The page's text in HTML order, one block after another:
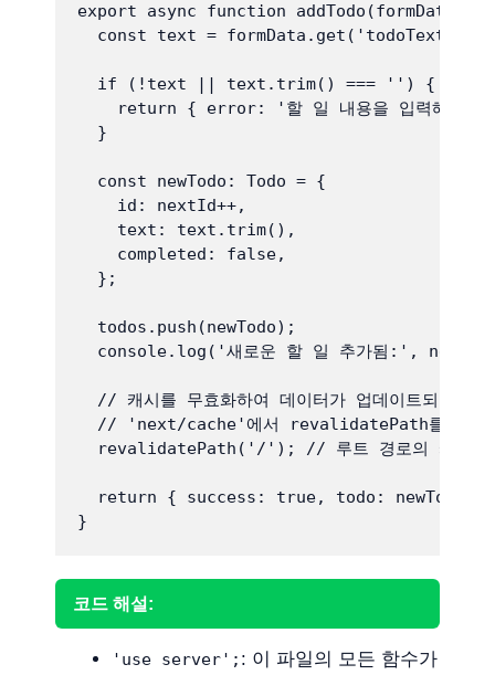
export async function addTodo(formData:
const text = formData.get('todoText')
  if (!text || text.trim() === '') {
return { error: '할 일 내용을 입력해주세
  }
  const newTodo: Todo = {
    id: nextId++,
    text: text.trim(),
    completed: false,
  };
  todos.push(newTodo);
console.log('새로운 할 일 추가됨:',
// 캐시를 무효화하여 데이터가 업데이트되었음
// 'next/cache'에서 revalidatePath를 임포
revalidatePath('/'); // 루트 경로의 캐시를
  return { success: true, todo: newTodo };
}
코드 해설:
'use server'; : 이 파일의 모든 함수가